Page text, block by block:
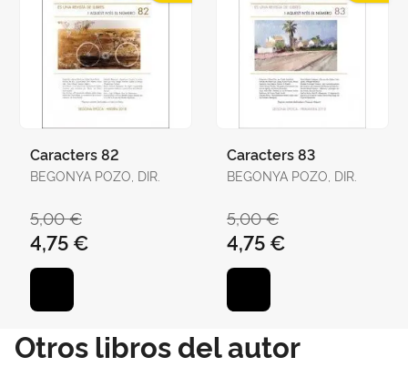
Caracters 82
BEGONYA POZO, DIR.
5,00 €
4,75 €
Caracters 83
BEGONYA POZO, DIR.
5,00 €
4,75 €
Otros libros del autor